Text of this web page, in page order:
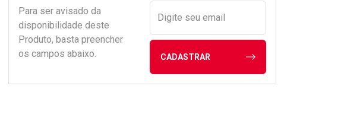
Para ser avisado da
disponibilidade deste
Produto, basta preencher
os campos abaixo.
Digite seu email
CADASTRAR